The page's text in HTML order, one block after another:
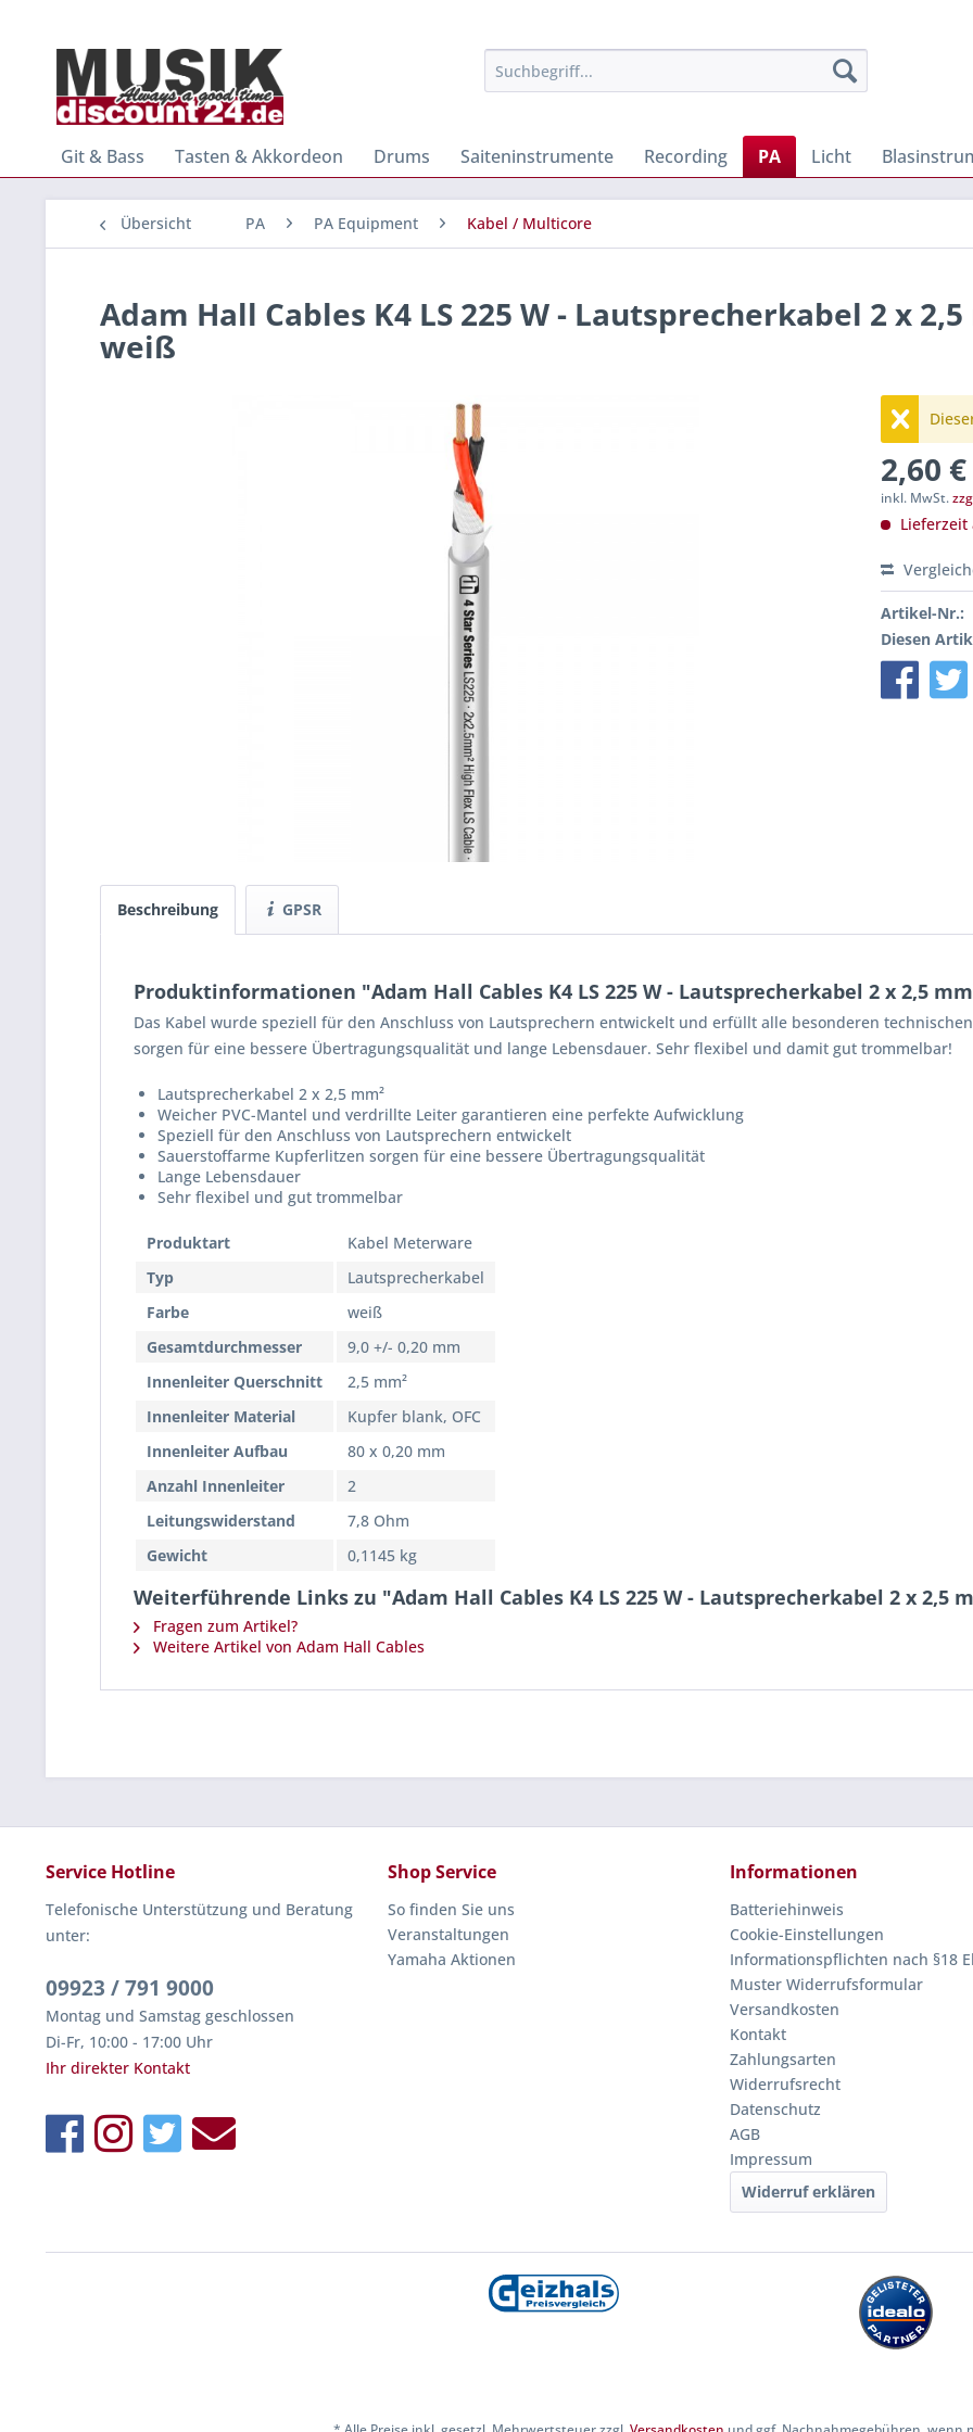
Git & Bass Tasten & Akkordeon Drums Saiteninstrumente Recording PA Licht
Übersicht PA PA Equipment Kabel / Multicore
Adam Hall Cables K4 LS 225 W - Lautsprecherkabel 2 x 2,5
weiß
2,60
inkl. MwSt.
Lieferzeit
Artikel-Nr.:
Diesen
Beschreibung GPSR
Produktinformationen "Adam Hall Cables K4 LS 225 W - Lautsprecherkabel 2 x 2,5
Das Kabel wurde speziell für den Anschluss von Lautsprechern entwickelt und erfüllt alle besonderen
sorgen für eine bessere Übertragungsqualität und lange Lebensdauer. Sehr flexibel und damit gut trommelbar!
Lautsprecherkabel 2 x 2,5 mm²
Weicher PVC-Mantel und verdrillte Leiter garantieren eine perfekte Aufwicklung
Speziell für den Anschluss von Lautsprechern entwickelt
Sauerstoffarme Kupferlitzen sorgen für eine bessere Übertragungsqualität
Lange Lebensdauer
Sehr flexibel und gut trommelbar
Produktart
Kabel Meterware
Typ
Lautsprecherkabel
Farbe
weiß
Gesamtdurchmesser
9,0 +/- 0,20 mm
Innenleiter Querschnitt
2,5 mm²
Innenleiter Material
Kupfer blank, OFC
Innenleiter Aufbau
80 x 0,20 mm
Anzahl Innenleiter
2
Leitungswiderstand
7,8 Ohm
Gewicht
0,1145 kg
Weiterführende Links zu "Adam Hall Cables K4 LS 225 W - Lautsprecherkabel 2 x 2,5
Fragen zum Artikel?
Weitere Artikel von Adam Hall Cables
Service Hotline
Telefonische Unterstützung und Beratung
unter:
09923 / 791 9000
Montag und Samstag geschlossen
Di-Fr, 10:00 - 17:00 Uhr
Ihr direkter Kontakt
Shop Service
So finden Sie uns
Veranstaltungen
Yamaha Aktionen
Informationen
Batteriehinweis
Cookie-Einstellungen
Informationspflichten nach §18
Muster Widerrufsformular
Versandkosten
Kontakt
Zahlungsarten
Widerrufsrecht
Datenschutz
AGB
Impressum
Widerruf erklären